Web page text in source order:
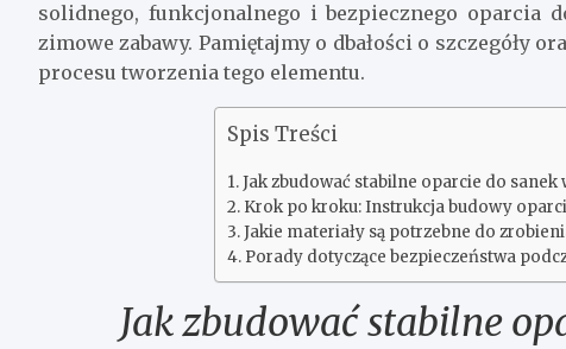
solidnego, funkcjonalnego i bezpiecznego
zimowe zabawy. Pamiętajmy o dbałości o szczegóły
procesu tworzenia tego elementu.
Spis Treści
Jak zbudować stabilne oparcie do sanek
Krok po kroku: Instrukcja budowy
Jakie materiały są potrzebne do
Porady dotyczące bezpieczeństwa
Jak zbudować stabilne